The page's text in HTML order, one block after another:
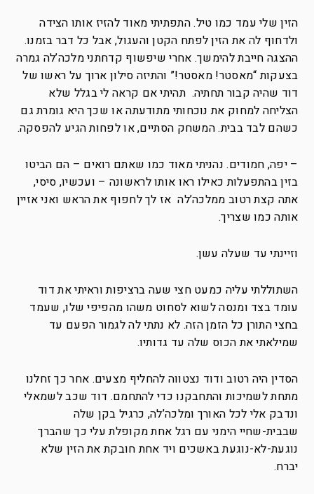
הזין שלי עמד כמו טיל. התפתיתי מאוד להזיז אותו הצידה
ולדחוף לה את הזין לפתח הקטן והעגול, אבל כל דבר בזמנו.
ההצגה חייבת להימשך. אחרי שיפשוף קדחתני מלכה’לה גמרה
בצעקות “מאסטר! מאסטר!” והתיזה סילון ארוך על ראשו של
דוד שהיה קבור תחתיה. תהיתי אם קראה לי בגלל שלא
הצליחה למחוק את נוכחותי מתודעתה או שכך היא גומרת גם
כשהם לבד בבית. המשחק הסתיים, או לפחות הגיע להפסקה.
– יפה, חמודים. נהניתי מאוד כמו שאתם רואים – הם הביטו
בזין בהתפעלות כאילו ראו אותו לראשונה – ועכשיו, סיסי,
אתה קצת רטוב ממלכה’לה אז לך לחפוף את הראש ואני אזיין
אותה כמו שצריך.
וזיינתי עד שעלה עשן.
השתוללתי עליה כמעט חצי שעה ברציפות וראיתי את דוד
עומד בצד ומנסה לשוא לסחוט משהו מהפיפי שלו, שעמד
בחצי התורן כל הזמן הזה. לא נתתי לה לגמור הפעם עד
שמילאתי את הכוס שלה עד גדותיו.
הסדין היה רטוב ודוד נצטווה להחליף מצעים. אחר כך זחלנו
מתחת לשמיכות והתחבקנו כדי להתחמם. דוד שכב לשמאלי
ונדבק אלי לכל האורך ומלכה’לה, כרגיל בקן שלה
שבבית-שחיי הימני עם רגל אחת מקופלת עלי כך שהברך
נוגעת-לא-נוגעת באשכים ויד אחת חובקת את הזין שלא
יברח.